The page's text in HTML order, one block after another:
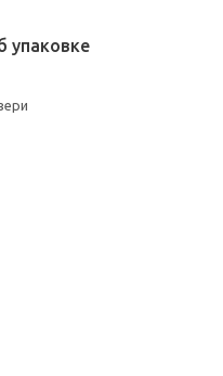
упаковке